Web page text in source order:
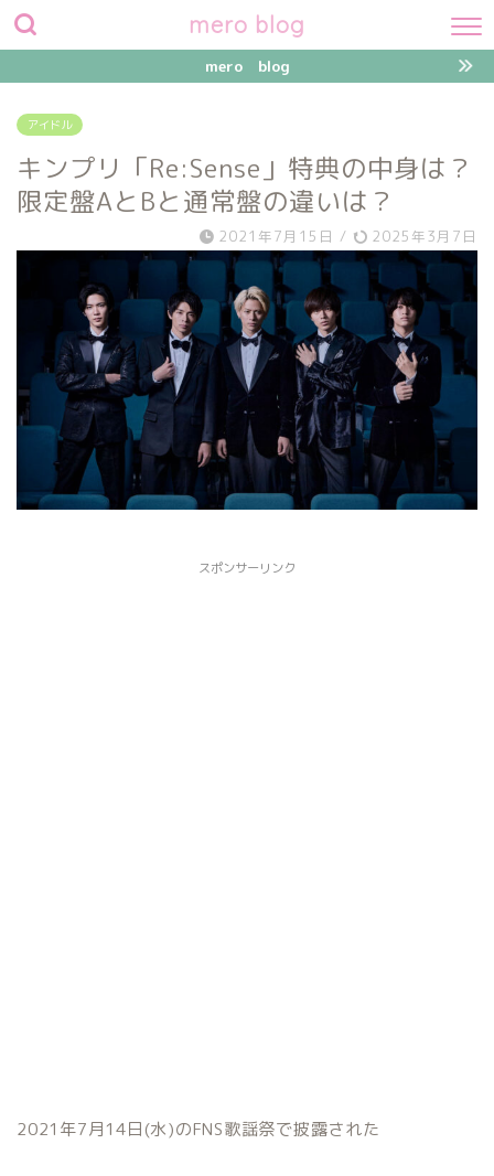
mero blog
mero blog
アイドル
キンプリ「Re:Sense」特典の中身は？
限定盤AとBと通常盤の違いは？
2021年7月15日 / 2025年3月7日
スポンサーリンク
2021年7月14日(水)のFNS歌謡祭で披露された